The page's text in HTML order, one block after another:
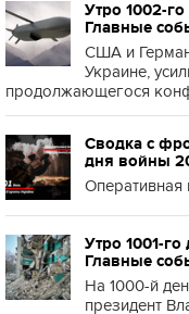
Утро 1002-
Главные
США и
Украине,
продолжающегося
Сводка с
дня войны
Утро 1001-
Главные
На 1000-й
президент